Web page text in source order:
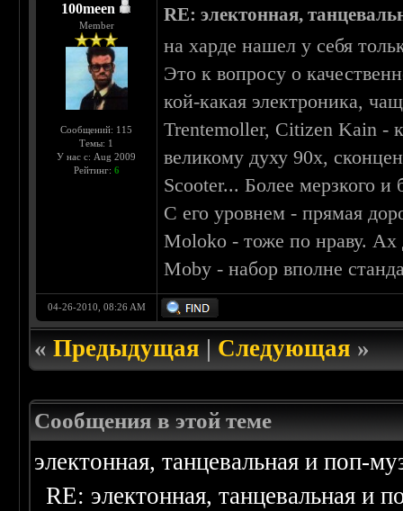
100meen
Member
Сообщений: 115
Темы: 1
У нас с: Aug 2009
Рейтинг: 6
RE: электонная,
на харде нашел у себя
Это к вопросу о
кой-какая электроника,
Trentemoller, Citizen Kain -
великому духу 90х,
Scooter... Более мерзкого и
С его уровнем - прямая
Moloko - тоже по нраву. Ах
Moby - набор вполне
04-26-2010, 08:26 AM
«Предыдущая|Следующая»
Сообщения в этой теме
электонная, танцевальная и поп-
RE: электонная, танцевальная и